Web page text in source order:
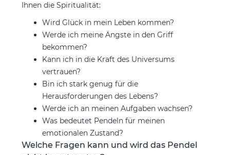
Ihnen die Spiritualität:
Wird Glück in mein Leben kommen?
Werde ich meine Ängste in den Griff
bekommen?
Kann ich in die Kraft des Universums
vertrauen?
Bin ich stark genug für die
Herausforderungen des Lebens?
Werde ich an meinen Aufgaben wachsen?
Was bedeutet Pendeln für meinen
emotionalen Zustand?
Welche Fragen kann und wird das Pendel